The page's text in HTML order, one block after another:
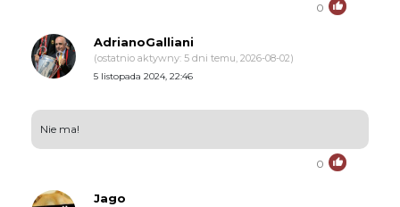
0
AdrianoGalliani
(ostatnio aktywny: 5 dni temu, 2026-08-02)
5 listopada 2024, 22:46
Nie ma!
0
Jago